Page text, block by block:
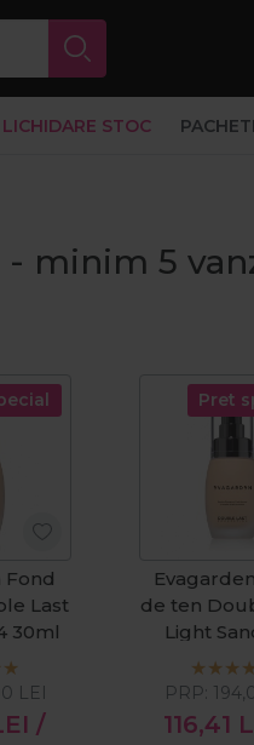
LICHIDARE STOC
minim 5
Fond
Last
30ml
/
LEI
Pret
de ten
Light
30ml
116,41
PRP: